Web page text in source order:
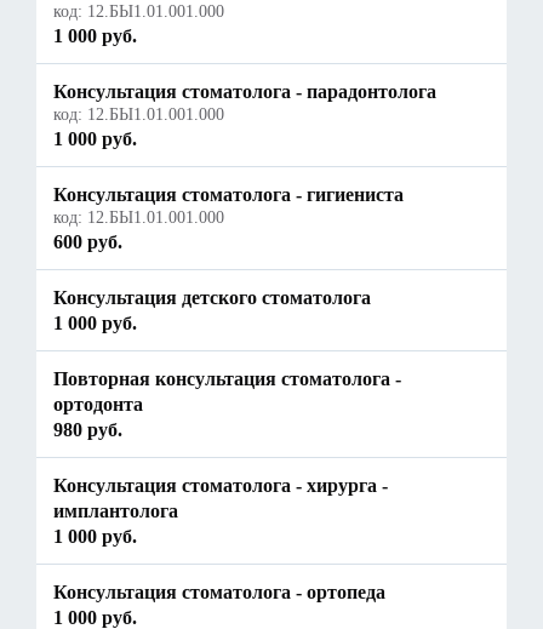
код: 12.БЫ1.01.001.000
1 000 руб.
Консультация стоматолога - парадонтолога
код: 12.БЫ1.01.001.000
1 000 руб.
Консультация стоматолога - гигиениста
код: 12.БЫ1.01.001.000
600 руб.
Консультация детского стоматолога
1 000 руб.
Повторная консультация стоматолога -
ортодонта
980 руб.
Консультация стоматолога - хирурга -
имплантолога
1 000 руб.
Консультация стоматолога - ортопеда
1 000 руб.